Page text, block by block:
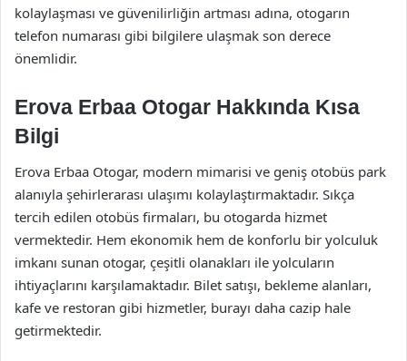
kolaylaşması ve güvenilirliğin artması adına, otogarın
telefon numarası gibi bilgilere ulaşmak son derece
önemlidir.
Erova Erbaa Otogar Hakkında Kısa
Bilgi
Erova Erbaa Otogar, modern mimarisi ve geniş otobüs park
alanıyla şehirlerarası ulaşımı kolaylaştırmaktadır. Sıkça
tercih edilen otobüs firmaları, bu otogarda hizmet
vermektedir. Hem ekonomik hem de konforlu bir yolculuk
imkanı sunan otogar, çeşitli olanakları ile yolcuların
ihtiyaçlarını karşılamaktadır. Bilet satışı, bekleme alanları,
kafe ve restoran gibi hizmetler, burayı daha cazip hale
getirmektedir.